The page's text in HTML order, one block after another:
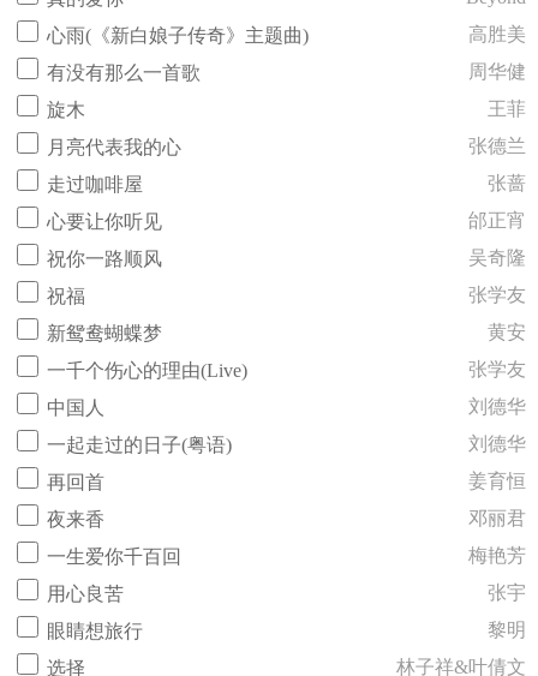
心雨(《新白娘子传奇》主题曲)
高胜美
有没有那么一首歌
周华健
旋木
王菲
月亮代表我的心
张德兰
走过咖啡屋
张蔷
心要让你听见
邰正宵
祝你一路顺风
吴奇隆
祝福
张学友
新鸳鸯蝴蝶梦
黄安
一千个伤心的理由(Live)
张学友
中国人
刘德华
一起走过的日子(粤语)
刘德华
再回首
姜育恒
夜来香
邓丽君
一生爱你千百回
梅艳芳
用心良苦
张宇
眼睛想旅行
黎明
选择
林子祥&叶倩文